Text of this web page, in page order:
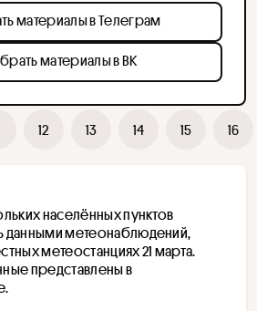
12 13 14 15 16
населённых пунктов
данными метеонаблюдений,
метеостанциях 21 марта.
представлены в
материалы в Телеграм
материалы в ВК